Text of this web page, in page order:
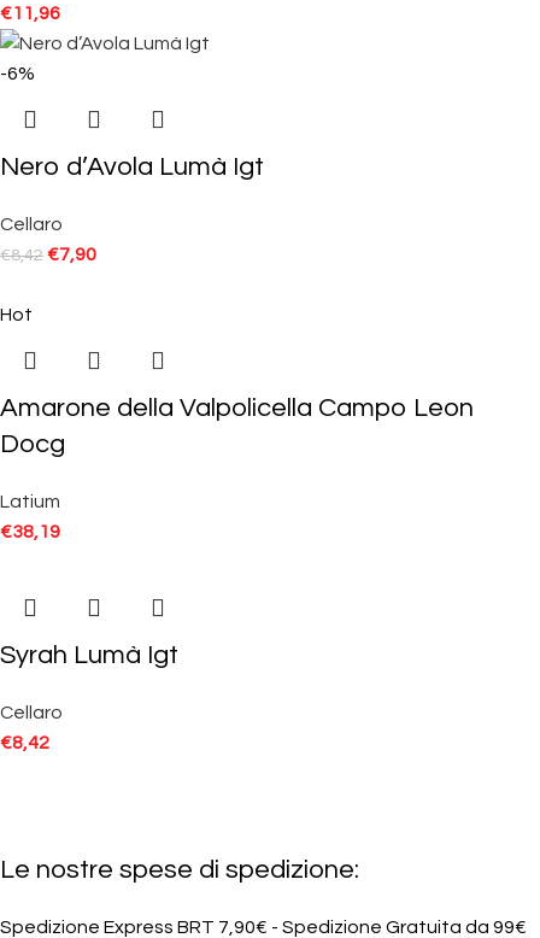
€11,96
-6%
Nero d’Avola Lumà Igt
Cellaro
€8,42 €7,90
Hot
Amarone della Valpolicella Campo Leon
Docg
Latium
€38,19
Syrah Lumà Igt
Cellaro
€8,42
Le nostre spese di spedizione:
Spedizione Express BRT 7,90€ - Spedizione Gratuita da 99€